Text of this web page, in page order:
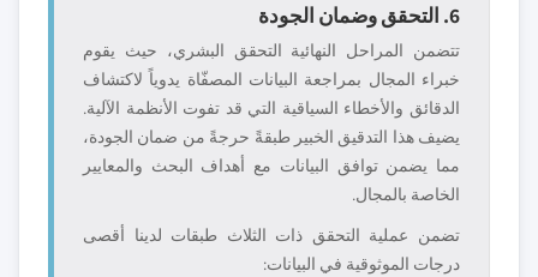
6. التحقق وضمان الجودة
تتضمن المراحل النهائية التحقق البشري، حيث يقوم
خبراء المجال بمراجعة البيانات المصفّاة يدوياً لاكتشاف
الدقائق والأخطاء السياقية التي قد تفوت الأنظمة الآلية.
يضيف هذا التدقيق الخبير طبقةً حرجةً من ضمان الجودة،
مما يضمن توافق البيانات مع أهداف البحث والمعايير
الخاصة بالمجال.
تضمن عملية التحقق ذات الثلاث طبقات لدينا أقصى
درجات الموثوقية في البيانات: